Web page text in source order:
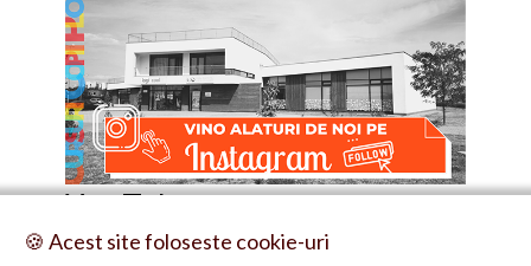
You Tube
🍪 Acest site foloseste cookie-uri